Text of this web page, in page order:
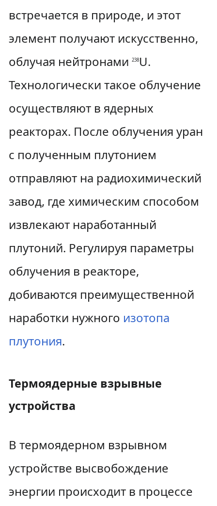
встречается в природе, и этот
элемент получают искусственно,
облучая нейтронами 238U.
Технологически такое облучение
осуществляют в ядерных
реакторах. После облучения уран
с полученным плутонием
отправляют на радиохимический
завод, где химическим способом
извлекают наработанный
плутоний. Регулируя параметры
облучения в реакторе,
добиваются преимущественной
наработки нужного изотопа
плутония.
Термоядерные взрывные
устройства
В термоядерном взрывном
устройстве высвобождение
энергии происходит в процессе